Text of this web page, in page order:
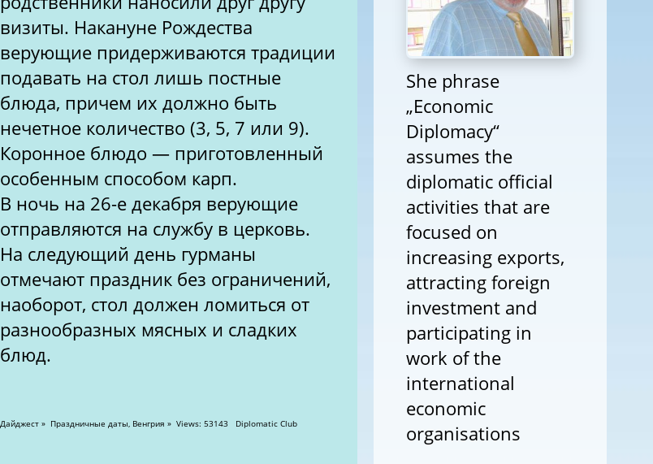
визиты. Накануне Рождества
верующие придерживаются традиции
подавать на стол лишь постные
блюда, причем их должно быть
нечетное количество (3, 5, 7 или 9).
Коронное блюдо — приготовленный
особенным способом карп.
В ночь на 26-е декабря верующие
отправляются на службу в церковь.
На следующий день гурманы
отмечают праздник без ограничений,
наоборот, стол должен ломиться от
разнообразных мясных и сладких
Дайджест » Праздничные даты, Венгрия » Views: 53143 Diplomatic Club
She phrase
„Economic
Diplomacy“
assumes the
diplomatic official
activities that are
focused on
increasing exports,
attracting foreign
investment and
participating in
work of the
international
economic
organisations